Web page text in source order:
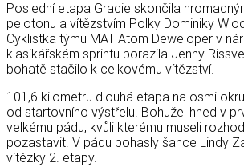
Poslední etapa Gracie skončila
pelotonu a vítězstvím Polky Dominiky
Cyklistka týmu MAT Atom Deweloper v
klasikářském sprintu porazila Jenny
bohatě stačilo k celkovému vítězství.
101,6 kilometru dlouhá etapa na osmi
od startovního výstřelu. Bohužel hned v
velkému pádu, kvůli kterému museli
pozastavit. V pádu pohasly šance Lindy
vítězky 2. etapy.